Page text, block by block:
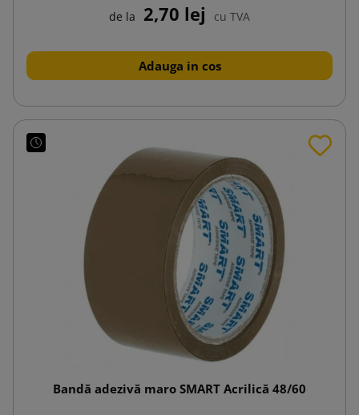
de la 2,70 lej cu TVA
Adauga in cos
Bandă adezivă maro SMART Acrilică 48/60